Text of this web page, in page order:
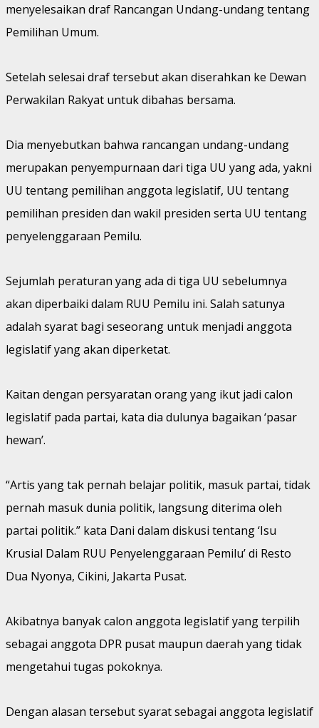
menyelesaikan draf Rancangan Undang-undang tentang
Pemilihan Umum.
Setelah selesai draf tersebut akan diserahkan ke Dewan
Perwakilan Rakyat untuk dibahas bersama.
Dia menyebutkan bahwa rancangan undang-undang
merupakan penyempurnaan dari tiga UU yang ada, yakni
UU tentang pemilihan anggota legislatif, UU tentang
pemilihan presiden dan wakil presiden serta UU tentang
penyelenggaraan Pemilu.
Sejumlah peraturan yang ada di tiga UU sebelumnya
akan diperbaiki dalam RUU Pemilu ini. Salah satunya
adalah syarat bagi seseorang untuk menjadi anggota
legislatif yang akan diperketat.
Kaitan dengan persyaratan orang yang ikut jadi calon
legislatif pada partai, kata dia dulunya bagaikan ‘pasar
hewan’.
“Artis yang tak pernah belajar politik, masuk partai, tidak
pernah masuk dunia politik, langsung diterima oleh
partai politik.” kata Dani dalam diskusi tentang ‘Isu
Krusial Dalam RUU Penyelenggaraan Pemilu’ di Resto
Dua Nyonya, Cikini, Jakarta Pusat.
Akibatnya banyak calon anggota legislatif yang terpilih
sebagai anggota DPR pusat maupun daerah yang tidak
mengetahui tugas pokoknya.
Dengan alasan tersebut syarat sebagai anggota legislatif